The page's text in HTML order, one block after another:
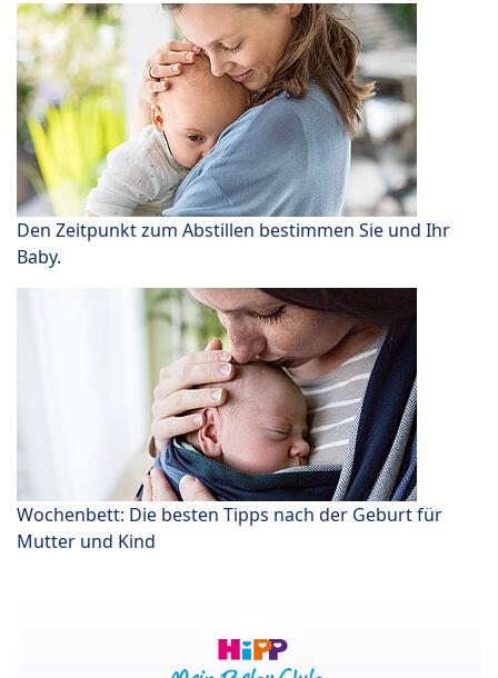
Den Zeitpunkt zum Abstillen bestimmen Sie und Ihr
Baby.
Wochenbett: Die besten Tipps nach der Geburt für
Mutter und Kind